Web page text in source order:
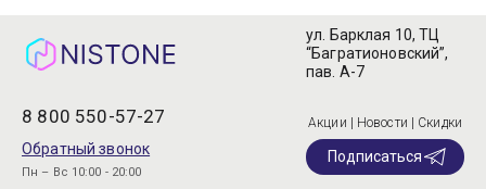
8 800 550-57-27
Обратный звонок
Пн – Вс 10:00 - 20:00
ул. Барклая 10, ТЦ
“Багратионовский”,
пав. А-7
Акции | Новости | Скидки
Подписаться